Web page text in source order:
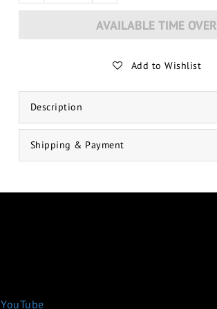
AVAILABLE TIME OVER
Add to Wishlist
Description
Shipping & Payment
YouTube